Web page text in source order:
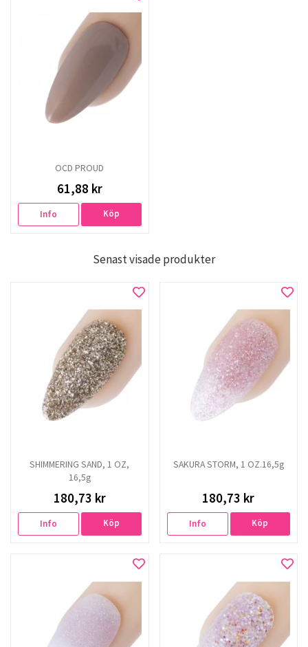
OCD PROUD
61,88 kr
Info Köp
Senast visade produkter
SHIMMERING SAND, 1 OZ,
16,5g
180,73 kr
Info Köp
SAKURA STORM, 1 OZ.16,5g
180,73 kr
Info Köp